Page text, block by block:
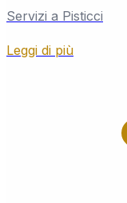
Servizi a Pisticci
Leggi di più